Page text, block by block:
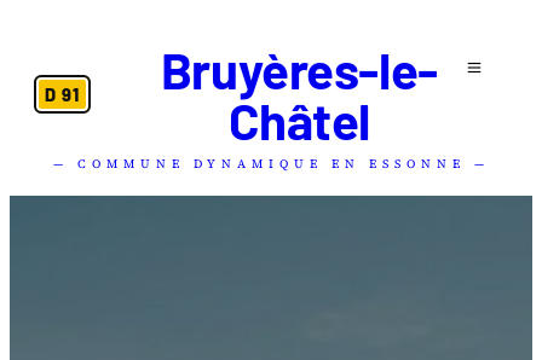
D 91
Bruyères-le-
Châtel
— COMMUNE DYNAMIQUE EN ESSONNE —